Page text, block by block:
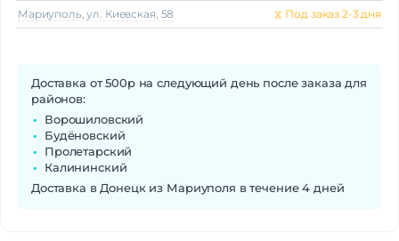
Мариуполь, ул. Киевская, 58 ⧖ Под заказ 2-3 дня
Доставка от 500р на следующий день после заказа для
районов:
Ворошиловский
Будёновский
Пролетарский
Калининский
Доставка в Донецк из Мариуполя в течение 4 дней